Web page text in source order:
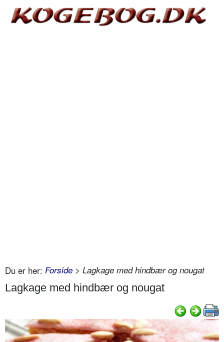
Du er her: Forside > Lagkage med hindbær og nougat
Lagkage med hindbær og nougat